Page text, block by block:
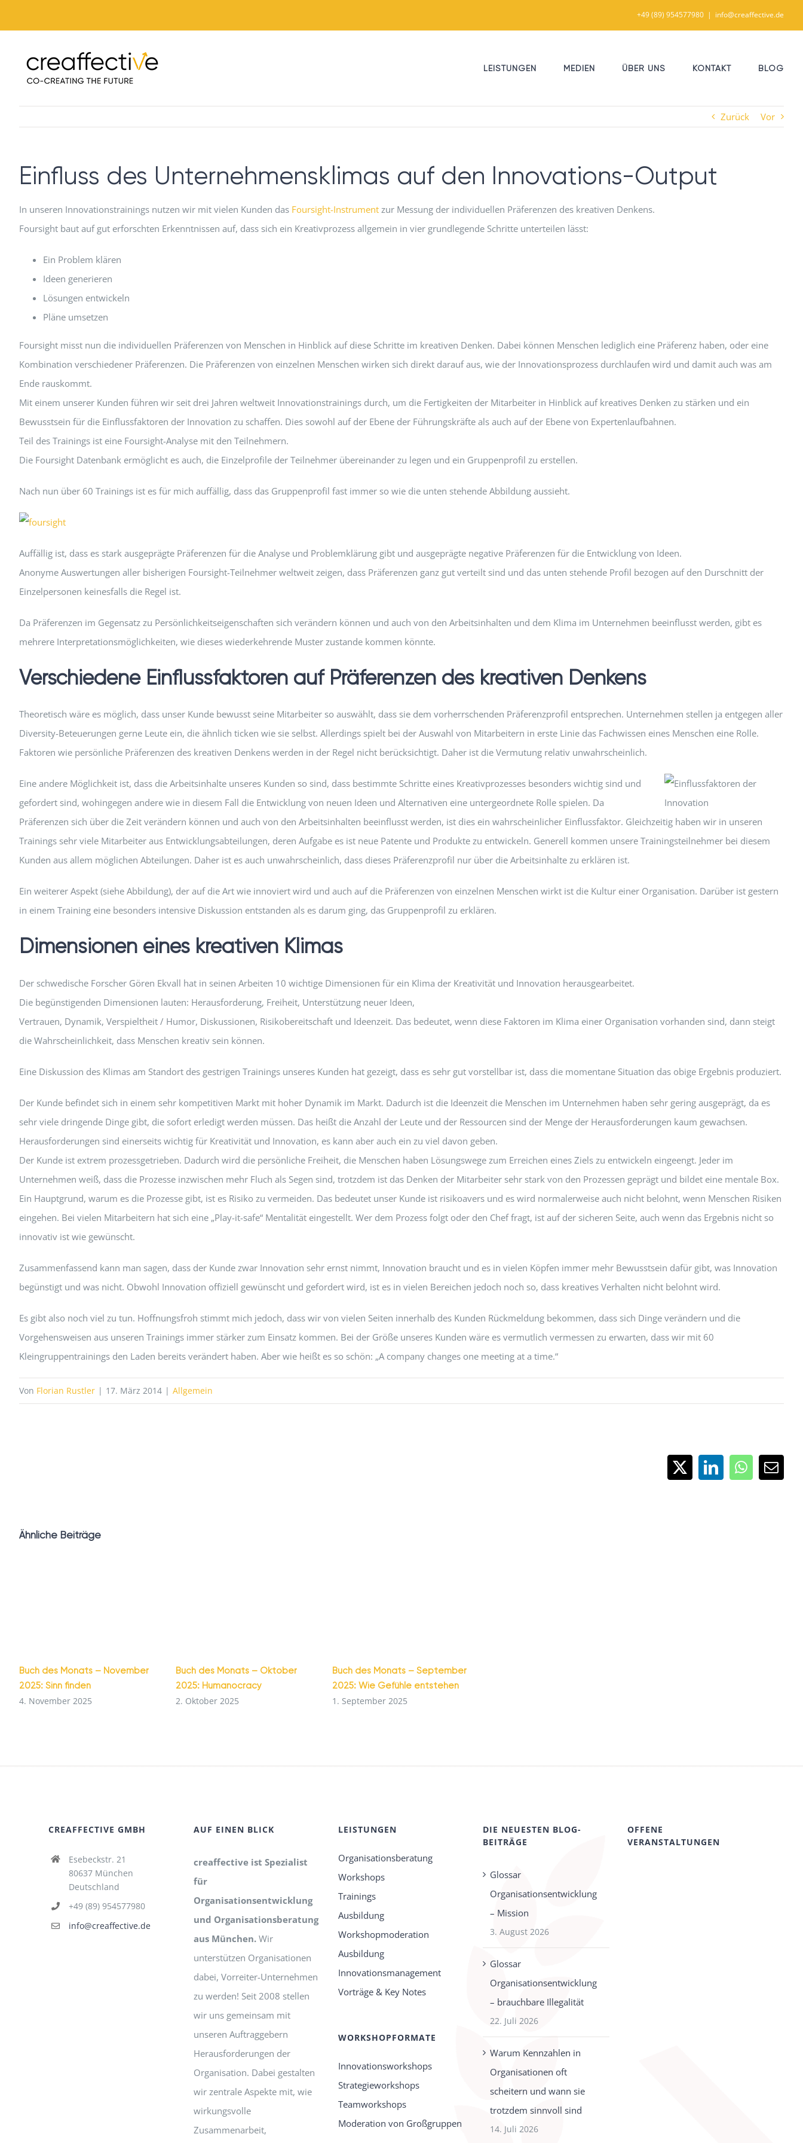
Inhalt
+49 (89) 954577980 | info@creaffective.de
LEISTUNGEN MEDIEN ÜBER UNS KONTAKT BLOG
Zurück Vor
Einfluss des Unternehmensklimas auf den Innovations-Output
In unseren Innovationstrainings nutzen wir mit vielen Kunden das Foursight-Instrument zur Messung der individuellen Präferenzen des kreativen Denkens.
Foursight baut auf gut erforschten Erkenntnissen auf, dass sich ein Kreativprozess allgemein in vier grundlegende Schritte unterteilen lässt:
Ein Problem klären
Ideen generieren
Lösungen entwickeln
Pläne umsetzen
Foursight misst nun die individuellen Präferenzen von Menschen in Hinblick auf diese Schritte im kreativen Denken. Dabei können Menschen lediglich eine Präferenz haben, oder eine
Kombination verschiedener Präferenzen. Die Präferenzen von einzelnen Menschen wirken sich direkt darauf aus, wie der Innovationsprozess durchlaufen wird und damit auch was am
Ende rauskommt.
Mit einem unserer Kunden führen wir seit drei Jahren weltweit Innovationstrainings durch, um die Fertigkeiten der Mitarbeiter in Hinblick auf kreatives Denken zu stärken und ein
Bewusstsein für die Einflussfaktoren der Innovation zu schaffen. Dies sowohl auf der Ebene der Führungskräfte als auch auf der Ebene von Expertenlaufbahnen.
Teil des Trainings ist eine Foursight-Analyse mit den Teilnehmern.
Die Foursight Datenbank ermöglicht es auch, die Einzelprofile der Teilnehmer übereinander zu legen und ein Gruppenprofil zu erstellen.
Nach nun über 60 Trainings ist es für mich auffällig, dass das Gruppenprofil fast immer so wie die unten stehende Abbildung aussieht.
Auffällig ist, dass es stark ausgeprägte Präferenzen für die Analyse und Problemklärung gibt und ausgeprägte negative Präferenzen für die Entwicklung von Ideen.
Anonyme Auswertungen aller bisherigen Foursight-Teilnehmer weltweit zeigen, dass Präferenzen ganz gut verteilt sind und das unten stehende Profil bezogen auf den Durschnitt der
Einzelpersonen keinesfalls die Regel ist.
Da Präferenzen im Gegensatz zu Persönlichkeitseigenschaften sich verändern können und auch von den Arbeitsinhalten und dem Klima im Unternehmen beeinflusst werden, gibt es
mehrere Interpretationsmöglichkeiten, wie dieses wiederkehrende Muster zustande kommen könnte.
Verschiedene Einflussfaktoren auf Präferenzen des kreativen Denkens
Theoretisch wäre es möglich, dass unser Kunde bewusst seine Mitarbeiter so auswählt, dass sie dem vorherrschenden Präferenzprofil entsprechen. Unternehmen stellen ja entgegen aller
Diversity-Beteuerungen gerne Leute ein, die ähnlich ticken wie sie selbst. Allerdings spielt bei der Auswahl von Mitarbeitern in erste Linie das Fachwissen eines Menschen eine Rolle.
Faktoren wie persönliche Präferenzen des kreativen Denkens werden in der Regel nicht berücksichtigt. Daher ist die Vermutung relativ unwahrscheinlich.
Eine andere Möglichkeit ist, dass die Arbeitsinhalte unseres Kunden so sind, dass bestimmte Schritte eines Kreativprozesses besonders wichtig sind und
gefordert sind, wohingegen andere wie in diesem Fall die Entwicklung von neuen Ideen und Alternativen eine untergeordnete Rolle spielen. Da
Präferenzen sich über die Zeit verändern können und auch von den Arbeitsinhalten beeinflusst werden, ist dies ein wahrscheinlicher Einflussfaktor. Gleichzeitig haben wir in unseren
Trainings sehr viele Mitarbeiter aus Entwicklungsabteilungen, deren Aufgabe es ist neue Patente und Produkte zu entwickeln. Generell kommen unsere Trainingsteilnehmer bei diesem
Kunden aus allem möglichen Abteilungen. Daher ist es auch unwahrscheinlich, dass dieses Präferenzprofil nur über die Arbeitsinhalte zu erklären ist.
Ein weiterer Aspekt (siehe Abbildung), der auf die Art wie innoviert wird und auch auf die Präferenzen von einzelnen Menschen wirkt ist die Kultur einer Organisation. Darüber ist gestern
in einem Training eine besonders intensive Diskussion entstanden als es darum ging, das Gruppenprofil zu erklären.
Dimensionen eines kreativen Klimas
Der schwedische Forscher Gören Ekvall hat in seinen Arbeiten 10 wichtige Dimensionen für ein Klima der Kreativität und Innovation herausgearbeitet.
Die begünstigenden Dimensionen lauten: Herausforderung, Freiheit, Unterstützung neuer Ideen,
Vertrauen, Dynamik, Verspieltheit / Humor, Diskussionen, Risikobereitschaft und Ideenzeit. Das bedeutet, wenn diese Faktoren im Klima einer Organisation vorhanden sind, dann steigt
die Wahrscheinlichkeit, dass Menschen kreativ sein können.
Eine Diskussion des Klimas am Standort des gestrigen Trainings unseres Kunden hat gezeigt, dass es sehr gut vorstellbar ist, dass die momentane Situation das obige Ergebnis produziert.
Der Kunde befindet sich in einem sehr kompetitiven Markt mit hoher Dynamik im Markt. Dadurch ist die Ideenzeit die Menschen im Unternehmen haben sehr gering ausgeprägt, da es
sehr viele dringende Dinge gibt, die sofort erledigt werden müssen. Das heißt die Anzahl der Leute und der Ressourcen sind der Menge der Herausforderungen kaum gewachsen.
Herausforderungen sind einerseits wichtig für Kreativität und Innovation, es kann aber auch ein zu viel davon geben.
Der Kunde ist extrem prozessgetrieben. Dadurch wird die persönliche Freiheit, die Menschen haben Lösungswege zum Erreichen eines Ziels zu entwickeln eingeengt. Jeder im
Unternehmen weiß, dass die Prozesse inzwischen mehr Fluch als Segen sind, trotzdem ist das Denken der Mitarbeiter sehr stark von den Prozessen geprägt und bildet eine mentale Box.
Ein Hauptgrund, warum es die Prozesse gibt, ist es Risiko zu vermeiden. Das bedeutet unser Kunde ist risikoavers und es wird normalerweise auch nicht belohnt, wenn Menschen Risiken
eingehen. Bei vielen Mitarbeitern hat sich eine „Play-it-safe“ Mentalität eingestellt. Wer dem Prozess folgt oder den Chef fragt, ist auf der sicheren Seite, auch wenn das Ergebnis nicht so
innovativ ist wie gewünscht.
Zusammenfassend kann man sagen, dass der Kunde zwar Innovation sehr ernst nimmt, Innovation braucht und es in vielen Köpfen immer mehr Bewusstsein dafür gibt, was Innovation
begünstigt und was nicht. Obwohl Innovation offiziell gewünscht und gefordert wird, ist es in vielen Bereichen jedoch noch so, dass kreatives Verhalten nicht belohnt wird.
Es gibt also noch viel zu tun. Hoffnungsfroh stimmt mich jedoch, dass wir von vielen Seiten innerhalb des Kunden Rückmeldung bekommen, dass sich Dinge verändern und die
Vorgehensweisen aus unseren Trainings immer stärker zum Einsatz kommen. Bei der Größe unseres Kunden wäre es vermutlich vermessen zu erwarten, dass wir mit 60
Kleingruppentrainings den Laden bereits verändert haben. Aber wie heißt es so schön: „A company changes one meeting at a time.“
Von Florian Rustler | 17. März 2014 | Allgemein
X LinkedInWhatsApp
E-
Ähnliche Beiträge
Buch des Monats – November
2025: Sinn finden
4. November 2025
Buch des Monats – Oktober
2025: Humanocracy
2. Oktober 2025
Buch des Monats – September
2025: Wie Gefühle entstehen
1. September 2025
CREAFFECTIVE GMBH
Esebeckstr. 21
80637 München
Deutschland
+49 (89) 954577980
info@creaffective.de
AUF EINEN BLICK
creaffective ist Spezialist
für
Organisationsentwicklung
und Organisationsberatung
aus München.Wir
unterstützen Organisationen
dabei, Vorreiter-Unternehmen
zu werden! Seit 2008 stellen
wir uns gemeinsam mit
unseren Auftraggebern
Herausforderungen der
Organisation. Dabei gestalten
wir zentrale Aspekte mit, wie
wirkungsvolle
Zusammenarbeit,
LEISTUNGEN
Organisationsberatung
Workshops
Trainings
Ausbildung
Workshopmoderation
Ausbildung
Innovationsmanagement
Vorträge & Key Notes
WORKSHOPFORMATE
Innovationsworkshops
Strategieworkshops
Teamworkshops
Moderation von Großgruppen
DIE NEUESTEN BLOG-
BEITRÄGE
Glossar
Organisationsentwicklung
– Mission
3. August 2026
Glossar
Organisationsentwicklung
– brauchbare Illegalität
22. Juli 2026
Warum Kennzahlen in
Organisationen oft
scheitern und wann sie
trotzdem sinnvoll sind
14. Juli 2026
OFFENE
VERANSTALTUNGEN